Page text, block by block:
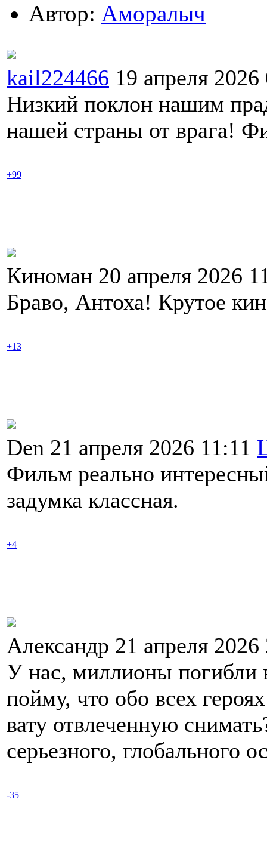
Автор: Аморалыч
kail224466 19 апреля
Низкий поклон нашим
нашей страны от врага!
+99
Киноман 20 апреля 2026
Браво, Антоха! Крутое
+13
Den 21 апреля 2026 11:11
Фильм реально
задумка классная.
+4
Александр 21 апреля
У нас, миллионы погибли
пойму, что обо всех
вату отвлеченную
серьезного, глобального
-35